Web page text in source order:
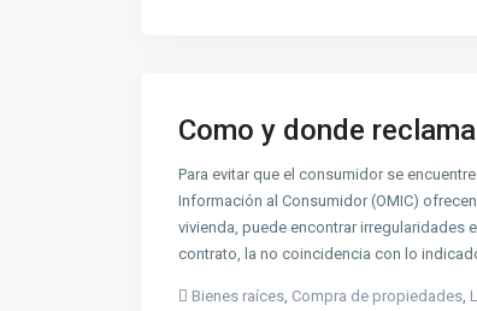
Como y donde
Para evitar que el consumidor se
Información al Consumidor (OMIC)
vivienda, puede encontrar irregularidades
contrato, la no coincidencia con lo
Bienes raíces, Compra de propiedades,